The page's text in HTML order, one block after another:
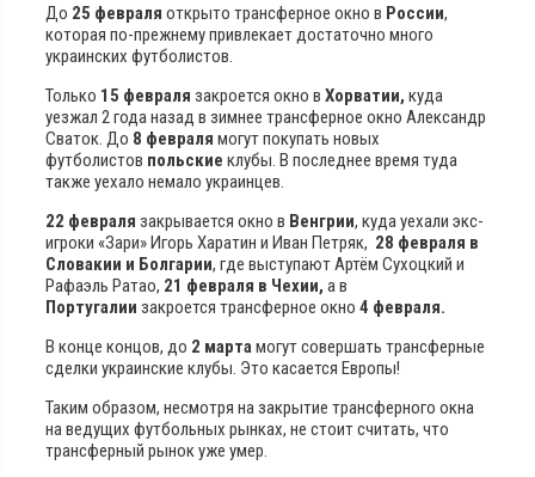
До 25 февраля открыто трансферное окно в России,
которая по-прежнему привлекает достаточно много
украинских футболистов.
Только 15 февраля закроется окно в Хорватии, куда
уезжал 2 года назад в зимнее трансферное окно Александр
Сваток. До 8 февраля могут покупать новых
футболистов польские клубы. В последнее время туда
также уехало немало украинцев.
22 февраля закрывается окно в Венгрии, куда уехали экс-
игроки «Зари» Игорь Харатин и Иван Петряк, 28 февраля в
Словакии и Болгарии, где выступают Артём Сухоцкий и
Рафаэль Ратао, 21 февраля в Чехии, а в
Португалии закроется трансферное окно 4 февраля.
В конце концов, до 2 мартамогут совершать трансферные
сделки украинские клубы. Это касается Европы!
Таким образом, несмотря на закрытие трансферного окна
на ведущих футбольных рынках, не стоит считать, что
трансферный рынок уже умер.